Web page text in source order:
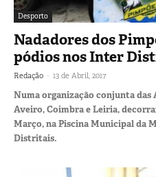
Desporto
Nadadores dos
pódios nos Inter
Redação - 13 de Abril, 2017
Numa organização conjunta das
Aveiro, Coimbra e Leiria,
Março, na Piscina Municipal da
Distritais.